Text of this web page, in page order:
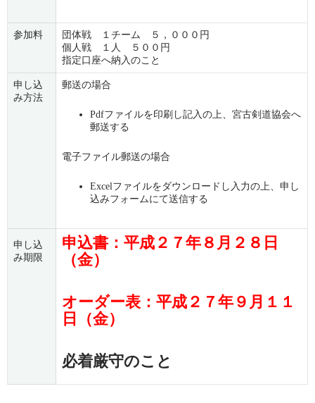
参加料
団体戦 １チーム ５，０００円
個人戦 １人 ５００円
指定口座へ納入のこと
申し込
み方法
郵送の場合
Pdfファイルを印刷し記入の上、宮古剣道協会へ
郵送する
電子ファイル郵送の場合
Excelファイルをダウンロードし入力の上、申し
込みフォームにて送信する
申し込
み期限
申込書：平成２７年８月２８日
（金）
オーダー表：平成２７年９月１１
日（金）
必着厳守のこと